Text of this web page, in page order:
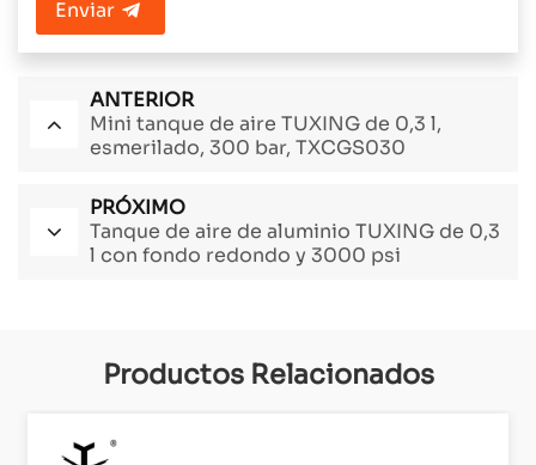
Enviar
ANTERIOR
Mini tanque de aire TUXING de 0,3 l,
esmerilado, 300 bar, TXCGS030
PRÓXIMO
Tanque de aire de aluminio TUXING de 0,3
l con fondo redondo y 3000 psi
Productos Relacionados